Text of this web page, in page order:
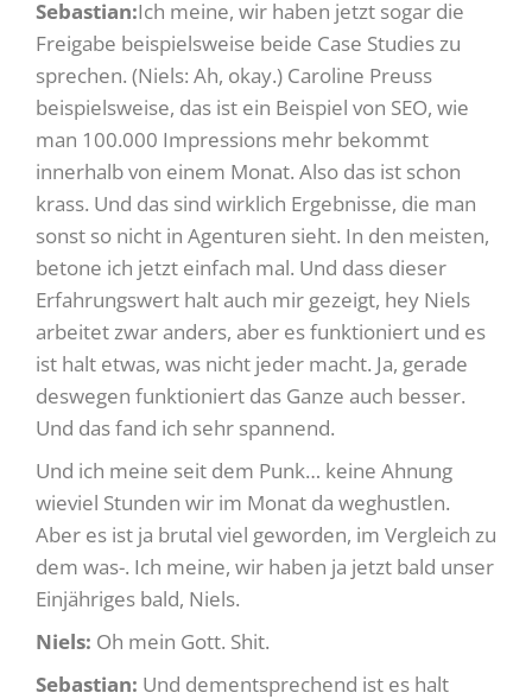
Sebastian:Ich meine, wir haben jetzt sogar die
Freigabe beispielsweise beide Case Studies zu
sprechen. (Niels: Ah, okay.) Caroline Preuss
beispielsweise, das ist ein Beispiel von SEO, wie
man 100.000 Impressions mehr bekommt
innerhalb von einem Monat. Also das ist schon
krass. Und das sind wirklich Ergebnisse, die man
sonst so nicht in Agenturen sieht. In den meisten,
betone ich jetzt einfach mal. Und dass dieser
Erfahrungswert halt auch mir gezeigt, hey Niels
arbeitet zwar anders, aber es funktioniert und es
ist halt etwas, was nicht jeder macht. Ja, gerade
deswegen funktioniert das Ganze auch besser.
Und das fand ich sehr spannend.
Und ich meine seit dem Punk… keine Ahnung
wieviel Stunden wir im Monat da weghustlen.
Aber es ist ja brutal viel geworden, im Vergleich zu
dem was-. Ich meine, wir haben ja jetzt bald unser
Einjähriges bald, Niels.
Niels: Oh mein Gott. Shit.
Sebastian: Und dementsprechend ist es halt